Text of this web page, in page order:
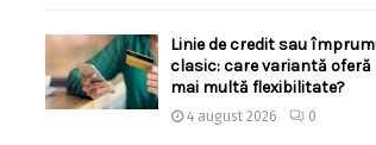
Linie de credit sau
clasic: care variantă oferă
mai multă flexibilitate?
4 august 2026 0